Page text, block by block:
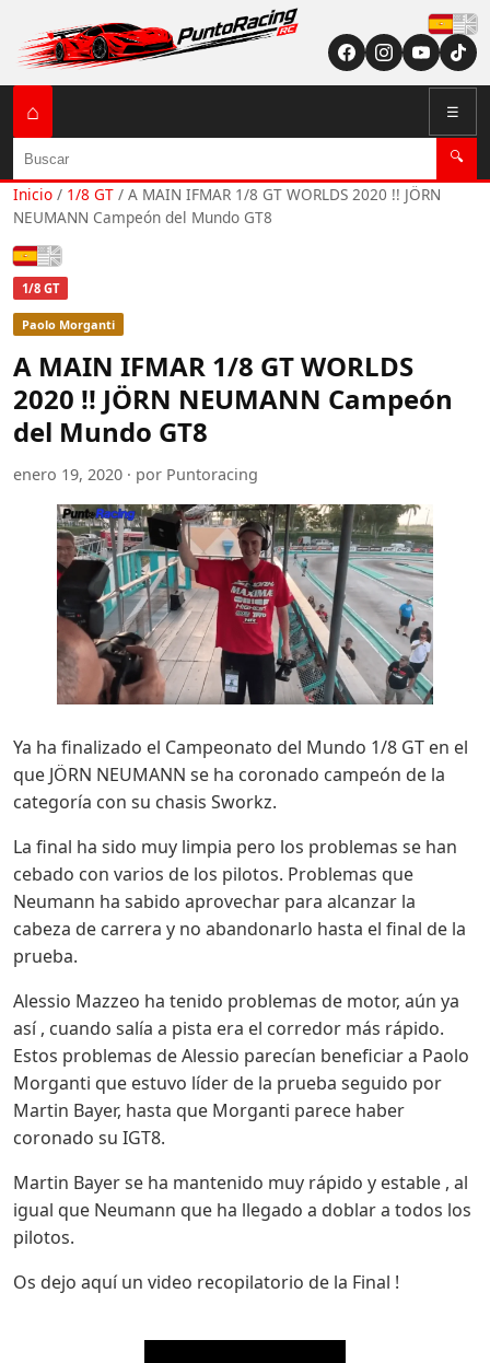
⌂ ☰
Buscar 🔍
Inicio / 1/8 GT / A MAIN IFMAR 1/8 GT WORLDS 2020 !! JÖRN
NEUMANN Campeón del Mundo GT8
Español
1/8 GT
Paolo Morganti
A MAIN IFMAR 1/8 GT WORLDS
2020 !! JÖRN NEUMANN Campeón
del Mundo GT8
enero 19, 2020 · por Puntoracing
Ya ha finalizado el Campeonato del Mundo 1/8 GT en el
que JÖRN NEUMANN se ha coronado campeón de la
categoría con su chasis Sworkz.
La final ha sido muy limpia pero los problemas se han
cebado con varios de los pilotos. Problemas que
Neumann ha sabido aprovechar para alcanzar la
cabeza de carrera y no abandonarlo hasta el final de la
prueba.
Alessio Mazzeo ha tenido problemas de motor, aún ya
así , cuando salía a pista era el corredor más rápido.
Estos problemas de Alessio parecían beneficiar a Paolo
Morganti que estuvo líder de la prueba seguido por
Martin Bayer, hasta que Morganti parece haber
coronado su IGT8.
Martin Bayer se ha mantenido muy rápido y estable , al
igual que Neumann que ha llegado a doblar a todos los
pilotos.
Os dejo aquí un video recopilatorio de la Final !